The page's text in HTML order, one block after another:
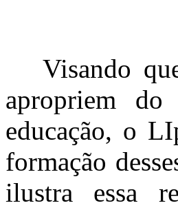
Visando que
apropriem
educação, o
formação
ilustra essa